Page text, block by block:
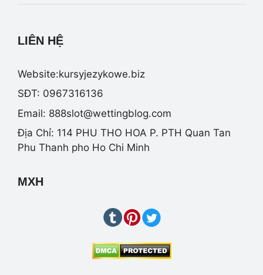
LIÊN HỆ
Website:kursyjezykowe.biz
SĐT: 0967316136
Email: 888slot@wettingblog.com
Địa Chỉ: 114 PHU THO HOA P. PTH Quan Tan
Phu Thanh pho Ho Chi Minh
MXH